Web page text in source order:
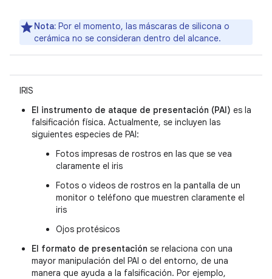
Nota: Por el momento, las máscaras de silicona o
cerámica no se consideran dentro del alcance.
IRIS
El instrumento de ataque de presentación (PAI) es la
falsificación física. Actualmente, se incluyen las
siguientes especies de PAI:
Fotos impresas de rostros en las que se vea
claramente el iris
Fotos o videos de rostros en la pantalla de un
monitor o teléfono que muestren claramente el
iris
Ojos protésicos
El formato de presentación se relaciona con una
mayor manipulación del PAI o del entorno, de una
manera que ayuda a la falsificación. Por ejemplo,